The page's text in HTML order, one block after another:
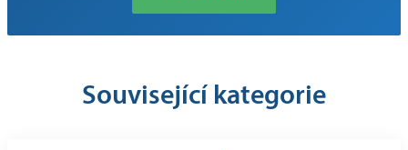
Související kategorie